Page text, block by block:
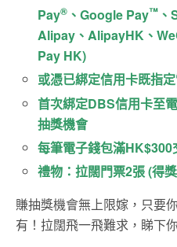
Pay® 、Google Pay™
Alipay、AlipayHK、
Pay HK)
或憑已綁定信用卡既指
首次綁定DBS信用卡至
抽獎機會
每筆電子錢包滿
禮物：拉闊門票2張 (得
賺抽獎機會無上限嫁，只要
有！拉闊飛一飛難求，睇下